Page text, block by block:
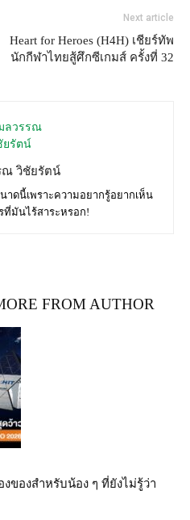
Next article
Heart for Heroes (H4H) เชียร์ทัพ
นักกีฬาไทยสู้ศึกซีเกมส์ ครั้งที่ 32
ณ วิชัยรัตน์
ดนี้เพราะความอยากรู้อยากเห็น
ที่มันไร้สาระหรอก!
FROM AUTHOR
งของสำหรับน้อง ๆ ที่ยังไม่รู้ว่า